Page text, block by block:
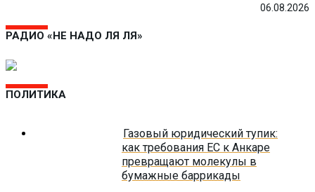
06.08.2026
РАДИО «НЕ НАДО ЛЯ ЛЯ»
ПОЛИТИКА
Газовый юридический тупик:
как требования ЕС к Анкаре
превращают молекулы в
бумажные баррикады